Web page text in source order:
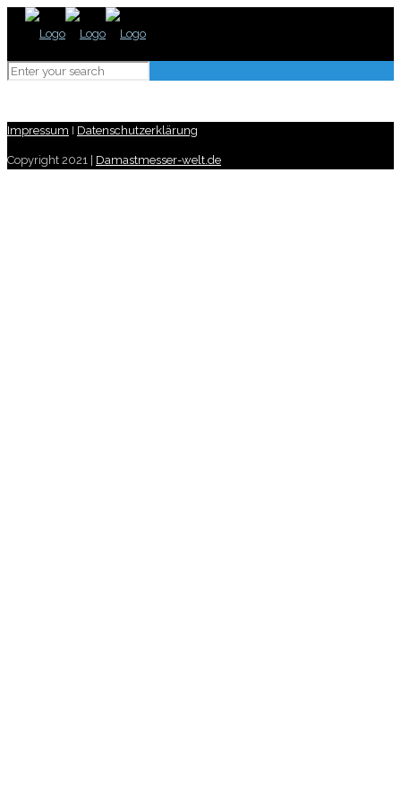
Impressum I Datenschutzerklärung
Copyright 2021 | Damastmesser-welt.de